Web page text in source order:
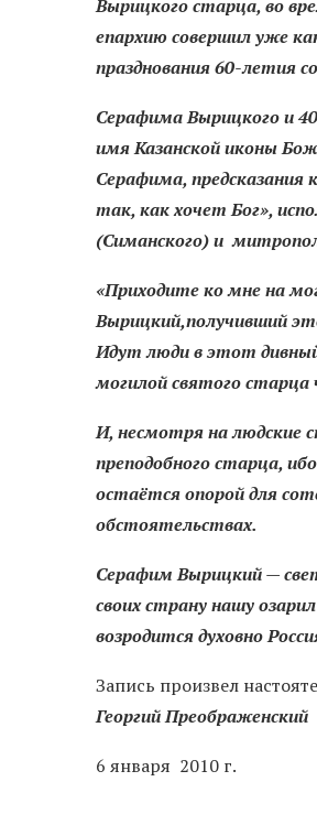
Вырицкого старца, во
епархию совершил уже
празднования 60-летия
Серафима Вырицкого и
имя Казанской иконы
Серафима,
так, как хочет Бог»,
(Симанского) и
«Приходите ко мне на
Вырицкий,получивший
Идут люди в этот
могилой святого старца
И, несмотря на людские
преподобного старца,
остаётся опорой для
обстоятельствах.
Серафим Вырицкий —
своих страну нашу
возродится духовно
Запись произвел
Георгий Преображенский
6 января 2010 г.